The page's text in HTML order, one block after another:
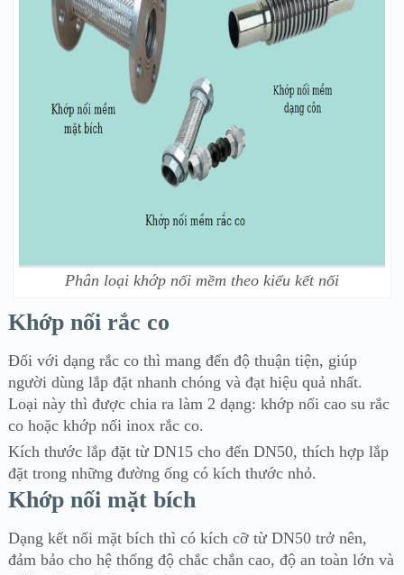
Phân loại khớp nối mềm theo kiểu kết nối
Khớp nối rắc co
Đối với dạng rắc co thì mang đến độ thuận tiện, giúp
người dùng lắp đặt nhanh chóng và đạt hiệu quả nhất.
Loại này thì được chia ra làm 2 dạng: khớp nối cao su rắc
co hoặc khớp nối inox rắc co.
Kích thước lắp đặt từ DN15 cho đến DN50, thích hợp lắp
đặt trong những đường ống có kích thước nhỏ.
Khớp nối mặt bích
Dạng kết nối mặt bích thì có kích cỡ từ DN50 trở nên,
đảm bảo cho hệ thống độ chắc chắn cao, độ an toàn lớn và